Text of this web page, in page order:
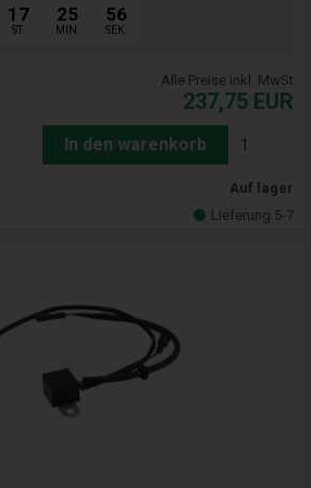
17
ST.
25
MIN.
55
SEK.
Alle Preise inkl. MwSt
237,75 EUR
In den warenkorb
Auf lager
Lieferung 5-7